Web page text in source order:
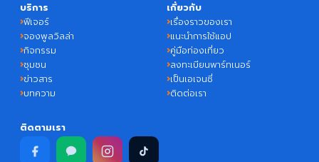
บริการ
ฟีเจอร์
จองพูลวิลล่า
กิจกรรม
ชุมชน
ข่าวสาร
บทความ
เกี่ยวกับ
เรื่องราวของเรา
แนะนำการใช้แอป
คู่มือท่องเที่ยว
ลงทะเบียนพาร์ทเนอร์
เป็นเอเจนซี่
ติดต่อเรา
ติดตามเรา